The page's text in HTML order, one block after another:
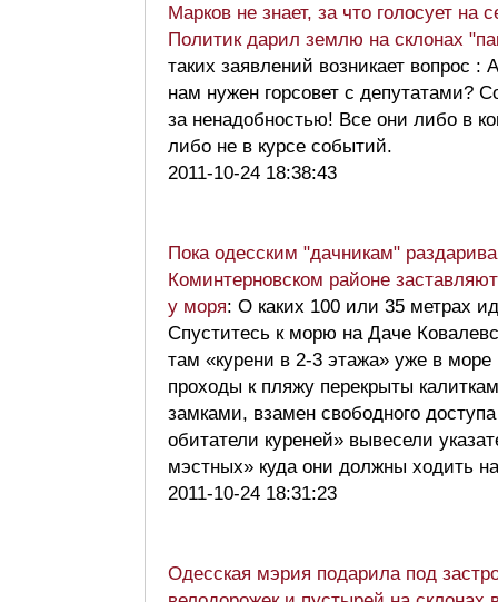
Марков не знает, за что голосует на
Политик дарил землю на склонах
таких заявлений возникает вопрос :
нам нужен горсовет с депутатами?
за ненадобностью! Все они либо в
либо не в курсе событий.
2011-10-24 18:38:43
Пока одесским "дачникам"
Коминтерновском районе
у моря: О каких 100 или 35 метрах
Спуститесь к морю на Даче
там «курени в 2-3 этажа» уже в
проходы к пляжу перекрыты
замками, взамен свободного
обитатели куреней» вывесели
мэстных» куда они должны ходить
2011-10-24 18:31:23
Одесская мэрия подарила под